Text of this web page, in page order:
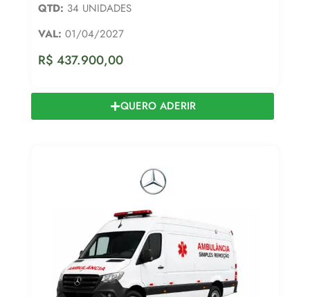
QTD: 34 UNIDADES
VAL: 01/04/2027
R$ 437.900,00
QUERO ADERIR